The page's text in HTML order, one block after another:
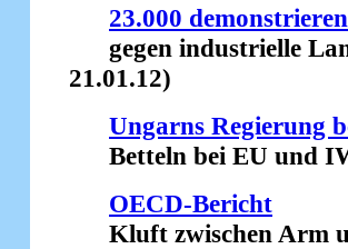
23.000
gegen industrielle
21.01.12)
Ungarns Regierung
Betteln bei EU und
OECD-Bericht
Kluft zwischen Arm